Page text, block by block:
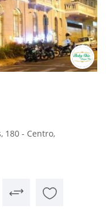
180 - Centro,